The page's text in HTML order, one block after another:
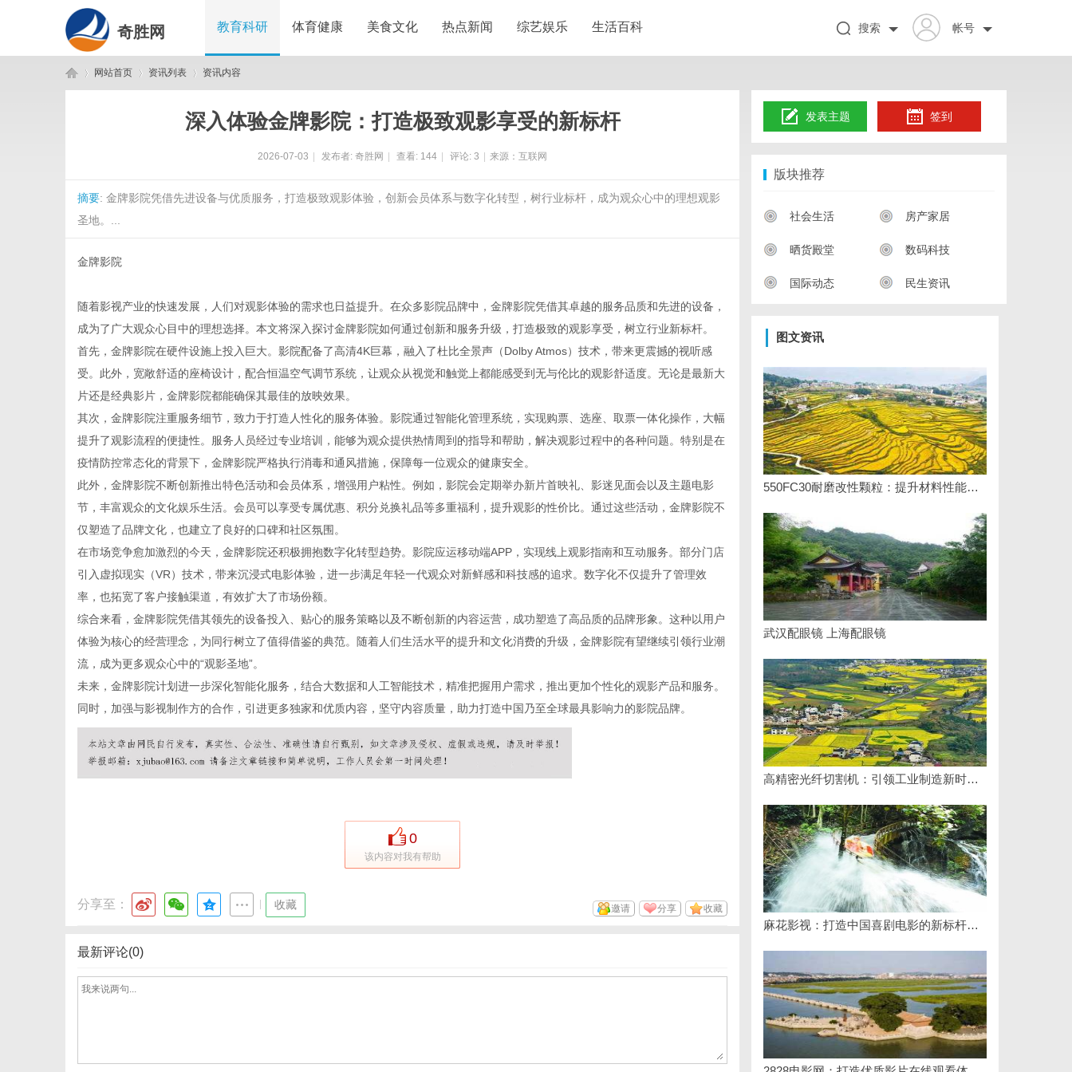
奇胜网 教育科研 体育健康 美食文化 热点新闻 综艺娱乐 生活百科 帐号
搜索
网站首页 资讯列表 资讯内容
深入体验金牌影院：打造极致观影享受的新标杆
2026-07-03 发布者: 奇胜网 查看: 144 评论: 3 来源：互联网
摘要: 金牌影院凭借先进设备与优质服务，打造极致观影体验，创新会员体系与数字化转型，树行业标杆，成为观众心中的理想观影
圣地。...
金牌影院
随着影视产业的快速发展，人们对观影体验的需求也日益提升。在众多影院品牌中，金牌影院凭借其卓越的服务品质和先进的设备，
成为了广大观众心目中的理想选择。本文将深入探讨金牌影院如何通过创新和服务升级，打造极致的观影享受，树立行业新标杆。
首先，金牌影院在硬件设施上投入巨大。影院配备了高清4K巨幕，融入了杜比全景声（Dolby Atmos）技术，带来更震撼的视听感
受。此外，宽敞舒适的座椅设计，配合恒温空气调节系统，让观众从视觉和触觉上都能感受到无与伦比的观影舒适度。无论是最新大
片还是经典影片，金牌影院都能确保其最佳的放映效果。
其次，金牌影院注重服务细节，致力于打造人性化的服务体验。影院通过智能化管理系统，实现购票、选座、取票一体化操作，大幅
提升了观影流程的便捷性。服务人员经过专业培训，能够为观众提供热情周到的指导和帮助，解决观影过程中的各种问题。特别是在
疫情防控常态化的背景下，金牌影院严格执行消毒和通风措施，保障每一位观众的健康安全。
此外，金牌影院不断创新推出特色活动和会员体系，增强用户粘性。例如，影院会定期举办新片首映礼、影迷见面会以及主题电影
节，丰富观众的文化娱乐生活。会员可以享受专属优惠、积分兑换礼品等多重福利，提升观影的性价比。通过这些活动，金牌影院不
仅塑造了品牌文化，也建立了良好的口碑和社区氛围。
在市场竞争愈加激烈的今天，金牌影院还积极拥抱数字化转型趋势。影院应运移动端APP，实现线上观影指南和互动服务。部分门店
引入虚拟现实（VR）技术，带来沉浸式电影体验，进一步满足年轻一代观众对新鲜感和科技感的追求。数字化不仅提升了管理效
率，也拓宽了客户接触渠道，有效扩大了市场份额。
综合来看，金牌影院凭借其领先的设备投入、贴心的服务策略以及不断创新的内容运营，成功塑造了高品质的品牌形象。这种以用户
体验为核心的经营理念，为同行树立了值得借鉴的典范。随着人们生活水平的提升和文化消费的升级，金牌影院有望继续引领行业潮
流，成为更多观众心中的“观影圣地”。
未来，金牌影院计划进一步深化智能化服务，结合大数据和人工智能技术，精准把握用户需求，推出更加个性化的观影产品和服务。
同时，加强与影视制作方的合作，引进更多独家和优质内容，坚守内容质量，助力打造中国乃至全球最具影响力的影院品牌。
0
该内容对我有帮助
分享至： 收藏 收藏
分享
邀请
最新评论(0)
发表主题 签到
版块推荐
社会生活 房产家居
晒货殿堂 数码科技
国际动态 民生资讯
图文资讯
550FC30耐磨改性颗粒：提升材料性能的新选择
武汉配眼镜 上海配眼镜
高精密光纤切割机：引领工业制造新时代的利器
麻花影视：打造中国喜剧电影的新标杆与文化现象